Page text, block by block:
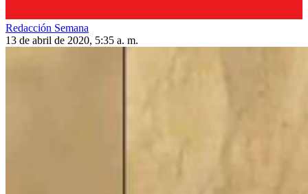
Redacción Semana
13 de abril de 2020, 5:35 a. m.